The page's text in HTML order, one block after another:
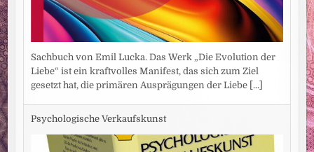
Sachbuch von Emil Lucka. Das Werk „Die Evolution der
Liebe“ ist ein kraftvolles Manifest, das sich zum Ziel
gesetzt hat, die primären Ausprägungen der Liebe [...]
Psychologische Verkaufskunst